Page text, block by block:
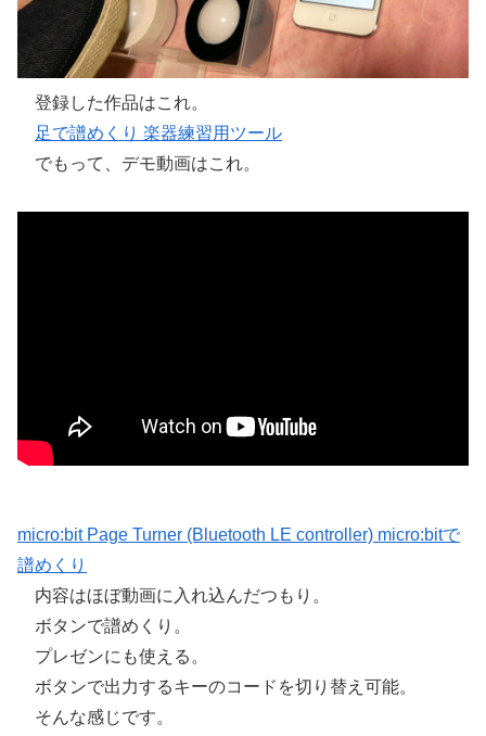
登録した作品はこれ。
足で譜めくり 楽器練習用ツール
でもって、デモ動画はこれ。
micro:bit Page Turner (Bluetooth LE controller) micro:bitで
譜めくり
内容はほぼ動画に入れ込んだつもり。
ボタンで譜めくり。
プレゼンにも使える。
ボタンで出力するキーのコードを切り替え可能。
そんな感じです。